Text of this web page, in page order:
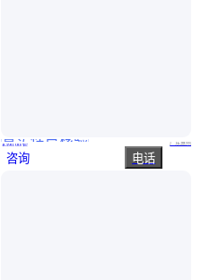
工厂设计加工 别墅室内欧式免漆科技碳晶木门 庄仕美创门业
真实性已核验
￥390.00/套 广东惠州
咨询 电话